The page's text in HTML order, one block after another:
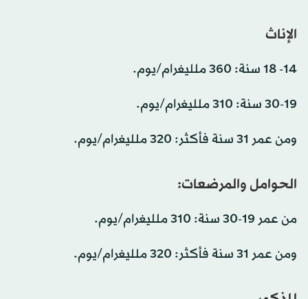
الإناث
14- 18 سنة: 360 ملليغرام/يوم.
30-19 سنة: 310 ملليغرام/يوم.
ومن عمر 31 سنة فأكثر: 320 ملليغرام/يوم.
الحوامل والمرضعات:
من عمر 19-30 سنة: 310 ملليغرام/يوم.
ومن عمر 31 سنة فأكثر: 320 ملليغرام/يوم.